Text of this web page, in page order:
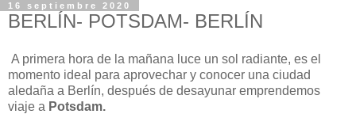
16 septiembre 2020
BERLÍN- POTSDAM- BERLÍN
A primera hora de la mañana luce un sol radiante, es el
momento ideal para aprovechar y conocer una ciudad
aledaña a Berlín, después de desayunar emprendemos
viaje a Potsdam.